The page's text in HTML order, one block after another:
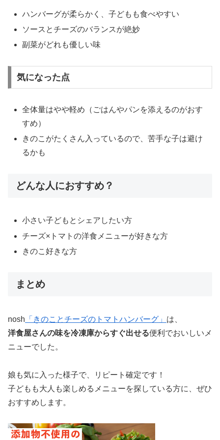
ハンバーグが柔らかく、子どもも食べやすい
ソースとチーズのバランスが絶妙
副菜がどれも優しい味
気になった点
全体量はやや軽め（ごはんやパンを添えるのがおす
すめ）
きのこがたくさん入っているので、苦手な子は避け
るかも
どんな人におすすめ？
小さい子どもとシェアしたい方
チーズ×トマトの洋食メニューが好きな方
きのこ好きな方
まとめ
nosh 「きのことチーズのトマトハンバーグ」 は、
洋食屋さんの味を冷凍庫からすぐ出せる便利でおいしいメ
ニューでした。
娘も気に入った様子で、リピート確定です！
子どもも大人も楽しめるメニューを探している方に、ぜひ
おすすめします。